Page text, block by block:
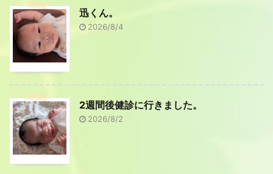
迅くん。
2026/8/4
2週間後健診に行きました。
2026/8/2